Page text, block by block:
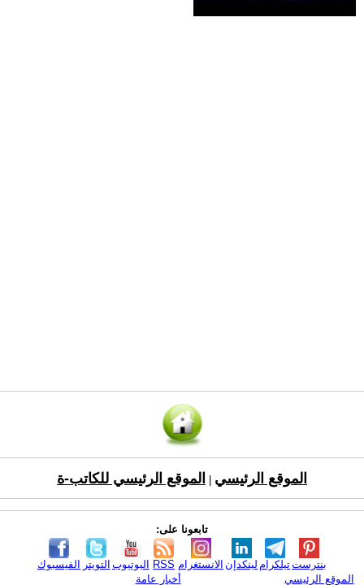
الموقع الرئيسي الموقع الرئيسي للكاتب-ة
تابعونا على:
الفيسبوك التويتر اليوتيوب RSS الانستغرام لينكدإن تيلكرامبنترست
الموقع الرئيسي
أخبار عامة